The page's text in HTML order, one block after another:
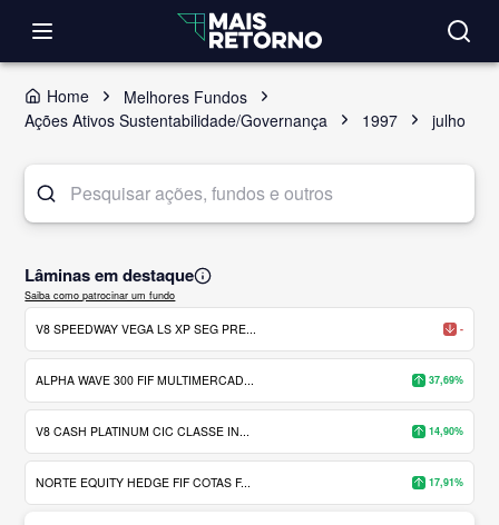
Home
Melhores Fundos
Ações Ativos Sustentabilidade/Governança
1997 julho
Lâminas em destaque
Saiba como patrocinar um fundo
V8 SPEEDWAY VEGA LS XP SEG PRE... -
ALPHA WAVE 300 FIF MULTIMERCAD... 37,69%
V8 CASH PLATINUM CIC CLASSE IN... 14,90%
NORTE EQUITY HEDGE FIF COTAS F... 17,91%